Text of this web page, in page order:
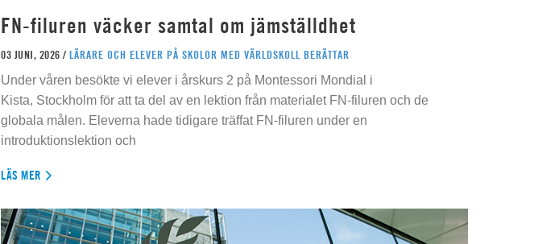
FN-filuren väcker samtal om jämställdhet
03 JUNI, 2026 / LÄRARE OCH ELEVER PÅ SKOLOR MED VÄRLDSKOLL BERÄTTAR
Under våren besökte vi elever i årskurs 2 på Montessori Mondial i
Kista, Stockholm för att ta del av en lektion från materialet FN-filuren och de
globala målen. Eleverna hade tidigare träffat FN-filuren under en
introduktionslektion och
LÄS MER